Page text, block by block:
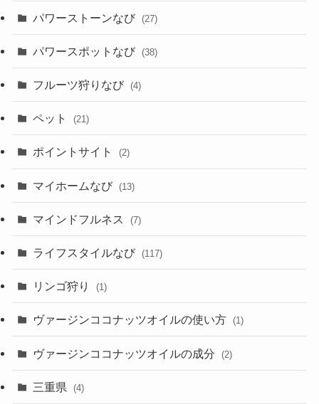
パワーストーンなび (27)
パワースポットなび (38)
フルーツ狩りなび (4)
ペット (21)
ポイントサイト (2)
マイホームなび (13)
マインドフルネス (7)
ライフスタイルなび (117)
リンゴ狩り (1)
ヴァージンココナッツオイルの使い方 (1)
ヴァージンココナッツオイルの成分 (2)
三重県 (4)